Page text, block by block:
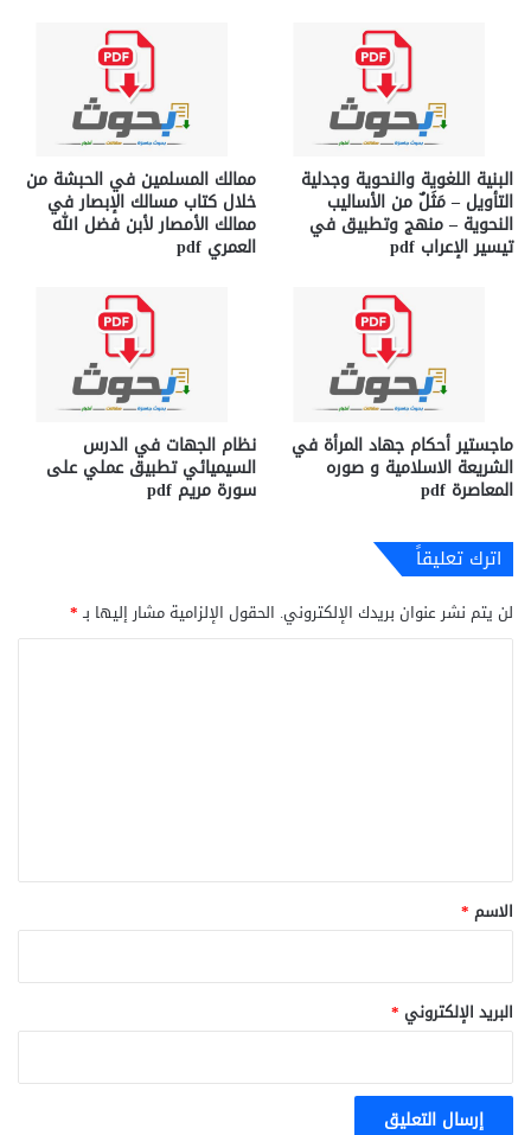
البنية اللغوية والنحوية وجدلية
التأويل – مَثَلٌ من الأساليب
النحوية – منهج وتطبيق في
تيسير الإعراب pdf
ممالك المسلمين في الحبشة من
خلال كتاب مسالك الإبصار في
ممالك الأمصار لأبن فضل الله
العمري pdf
ماجستير أحكام جهاد المرأة في
الشريعة الاسلامية و صوره
المعاصرة pdf
نظام الجهات في الدرس
السيميائي تطبيق عملي على
سورة مريم pdf
اترك تعليقاً
لن يتم نشر عنوان بريدك الإلكتروني. الحقول الإلزامية مشار إليها بـ*
*
الاسم *
البريد الإلكتروني *